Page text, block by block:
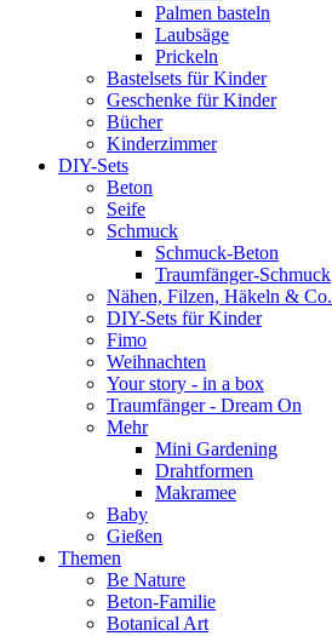
Palmen basteln
Laubsäge
Prickeln
Bastelsets für Kinder
Geschenke für Kinder
Bücher
Kinderzimmer
DIY-Sets
Beton
Seife
Schmuck
Schmuck-Beton
Traumfänger-Schmuck
Nähen, Filzen, Häkeln & Co.
DIY-Sets für Kinder
Fimo
Weihnachten
Your story - in a box
Traumfänger - Dream On
Mehr
Mini Gardening
Drahtformen
Makramee
Baby
Gießen
Themen
Be Nature
Beton-Familie
Botanical Art